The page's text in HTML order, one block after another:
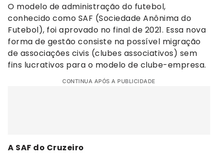
O modelo de administração do futebol,
conhecido como SAF (Sociedade Anônima do
Futebol), foi aprovado no final de 2021. Essa nova
forma de gestão consiste na possível migração
de associações civis (clubes associativos) sem
fins lucrativos para o modelo de clube-empresa.
CONTINUA APÓS A PUBLICIDADE
A SAF do Cruzeiro